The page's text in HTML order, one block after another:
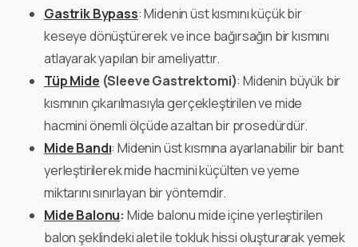
Gastrik Bypass: Midenin üst kısmını küçük bir
keseye dönüştürerek ve ince bağırsağın bir kısmını
atlayarak yapılan bir ameliyattır.
Tüp Mide (Sleeve Gastrektomi): Midenin büyük bir
kısmının çıkarılmasıyla gerçekleştirilen ve mide
hacmini önemli ölçüde azaltan bir prosedürdür.
Mide Bandı: Midenin üst kısmına ayarlanabilir bir bant
yerleştirilerek mide hacmini küçülten ve yeme
miktarını sınırlayan bir yöntemdir.
Mide Balonu: Mide balonu mide içine yerleştirilen
balon şeklindeki alet ile tokluk hissi oluşturarak yemek